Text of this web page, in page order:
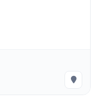
amplia con
de
baño completo.Cuarto
cubiertaÁrea BBQ
4 vehículos